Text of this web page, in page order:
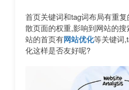
首页关键词和tag词布局有重
散页面的权重,影响到网站的
站的首页有网站优化等关键词
化这样是否友好呢?